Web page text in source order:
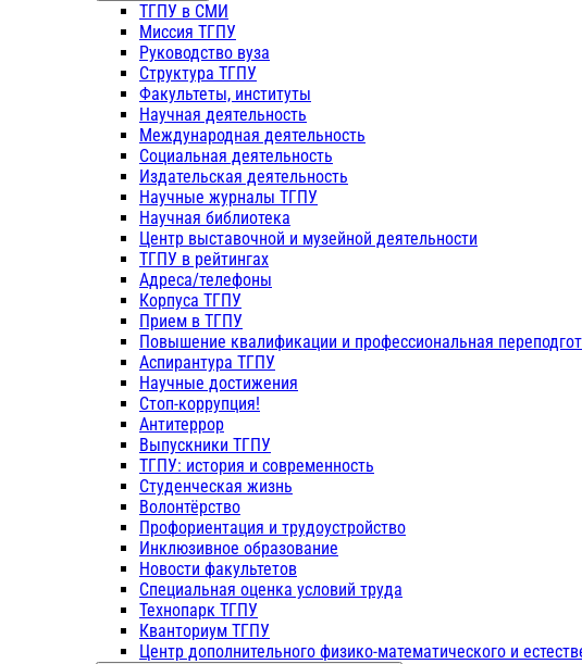
ТГПУ в СМИ
Миссия ТГПУ
Руководство вуза
Структура ТГПУ
Факультеты, институты
Научная деятельность
Международная деятельность
Социальная деятельность
Издательская деятельность
Научные журналы ТГПУ
Научная библиотека
Центр выставочной и музейной деятельности
ТГПУ в рейтингах
Адреса/телефоны
Корпуса ТГПУ
Прием в ТГПУ
Повышение квалификации и профессиональная
Аспирантура ТГПУ
Научные достижения
Стоп-коррупция!
Антитеррор
Выпускники ТГПУ
ТГПУ: история и современность
Студенческая жизнь
Волонтёрство
Профориентация и трудоустройство
Инклюзивное образование
Новости факультетов
Специальная оценка условий труда
Технопарк ТГПУ
Кванториум ТГПУ
Центр дополнительного физико-математического и